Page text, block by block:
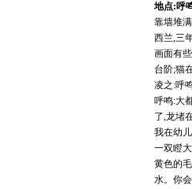
地点:呼
靠墙堆
西兰,三
画面有
台阶;猫
凌之:呼
呼鸣:大
了,龙堵
我在幼
一双瞪
黄色的
水。你